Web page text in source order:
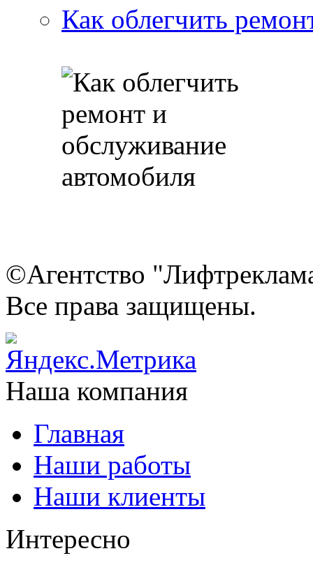
Как облегчить
©Агентство
Все права защищены.
Наша компания
Главная
Наши работы
Наши клиенты
Интересно